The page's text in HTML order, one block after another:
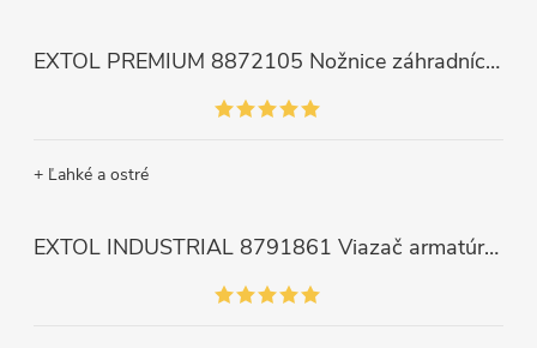
EXTOL PREMIUM 8872105 Nožnice záhradnícke dlhé úzke, 200mm, max. prestrih Ø6mm
+ Ľahké a ostré
EXTOL INDUSTRIAL 8791861 Viazač armatúr aku Share20V, bez aku, drôt 0,8mm, oko 8-34mm, bezuhlíkový motor